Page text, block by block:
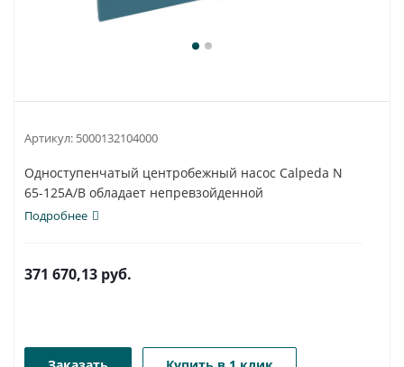
Артикул: 5000132104000
Одноступенчатый центробежный насос Calpeda N
65-125A/B обладает непревзойденной
универсальностью...
Подробнее
371 670,13 руб.